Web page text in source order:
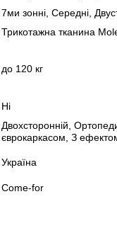
7ми зонні Середні
Трикотажна тканина
до 120 кг
Ні
Двохсторонній
єврокаркасом З
Україна
Come-for